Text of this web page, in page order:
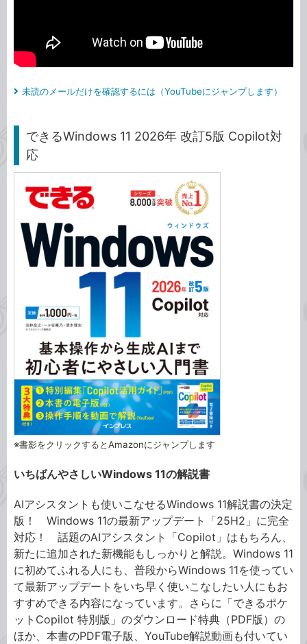
未読のメールだけを確認するには（YouTubeにジャンプします）
できるWindows 11 2026年 改訂5版 Copilot対
応
※書影をクリックするとAmazonにジャンプします
いちばんやさしいWindows 11の解説書
AIアシスタントも使いこなせるWindows 11解説書の決定
版！ Windows 11の最新アップデート「25H2」に完全
対応！ 話題のAIアシスタント「Copilot」はもちろん、
新たに追加された新機能もしっかりと解説。Windows 11
に初めてふれる人にも、普段からWindows 11を使ってい
て最新アップデートをいち早く使いこなしたい人にもお
すすめできる内容になっています。さらに「できるポケ
ットCopilot 特別版」のダウンロード特典（PDF版）の
ほか、本書のPDF電子版、YouTube解説動画も付いてい